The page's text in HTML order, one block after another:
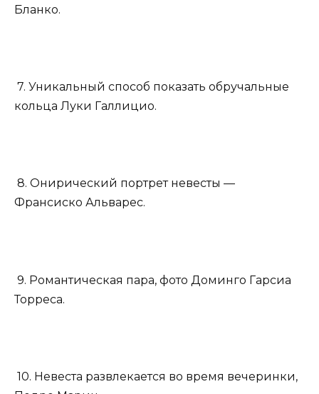
Бланко.
7. Уникальный способ показать обручальные
кольца Луки Галлицио.
8. Онирический портрет невесты —
Франсиско Альварес.
9. Романтическая пара, фото Доминго Гарсиа
Торреса.
10. Невеста развлекается во время вечеринки,